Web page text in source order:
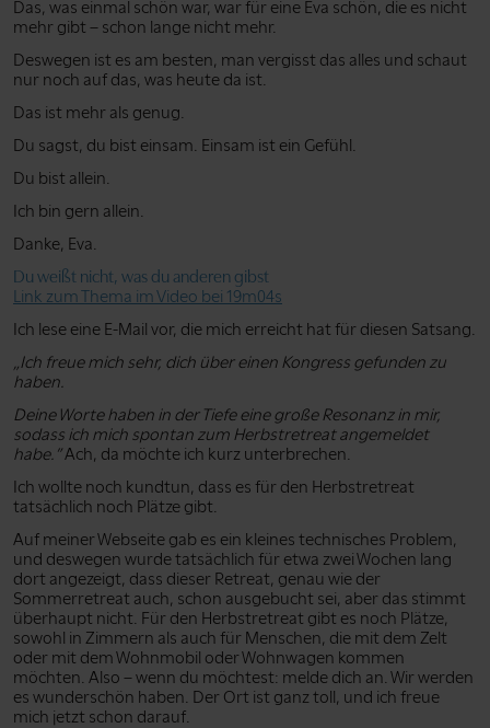
Das, was einmal schön war, war für eine Eva schön, die es nicht
mehr gibt – schon lange nicht mehr.
Deswegen ist es am besten, man vergisst das alles und schaut
nur noch auf das, was heute da ist.
Das ist mehr als genug.
Du sagst, du bist einsam. Einsam ist ein Gefühl.
Du bist allein.
Ich bin gern allein.
Danke, Eva.
Du weißt nicht, was du anderen gibst
Link zum Thema im Video bei 19m04s
Ich lese eine E-Mail vor, die mich erreicht hat für diesen Satsang.
„Ich freue mich sehr, dich über einen Kongress gefunden zu
haben.
Deine Worte haben in der Tiefe eine große Resonanz in mir,
sodass ich mich spontan zum Herbstretreat angemeldet
habe.”Ach, da möchte ich kurz unterbrechen.
Ich wollte noch kundtun, dass es für den Herbstretreat
tatsächlich noch Plätze gibt.
Auf meiner Webseite gab es ein kleines technisches Problem,
und deswegen wurde tatsächlich für etwa zwei Wochen lang
dort angezeigt, dass dieser Retreat, genau wie der
Sommerretreat auch, schon ausgebucht sei, aber das stimmt
überhaupt nicht. Für den Herbstretreat gibt es noch Plätze,
sowohl in Zimmern als auch für Menschen, die mit dem Zelt
oder mit dem Wohnmobil oder Wohnwagen kommen
möchten. Also – wenn du möchtest: melde dich an. Wir werden
es wunderschön haben. Der Ort ist ganz toll, und ich freue
mich jetzt schon darauf.